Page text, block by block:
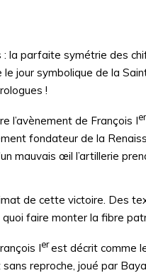
la parfaite symétrie des
jour symbolique de la
!
l’avènement de François Ier
fondateur de la
mauvais œil l’artillerie
de cette victoire. Des
quoi faire monter la fibre
Ierest décrit comme
reproche, joué par